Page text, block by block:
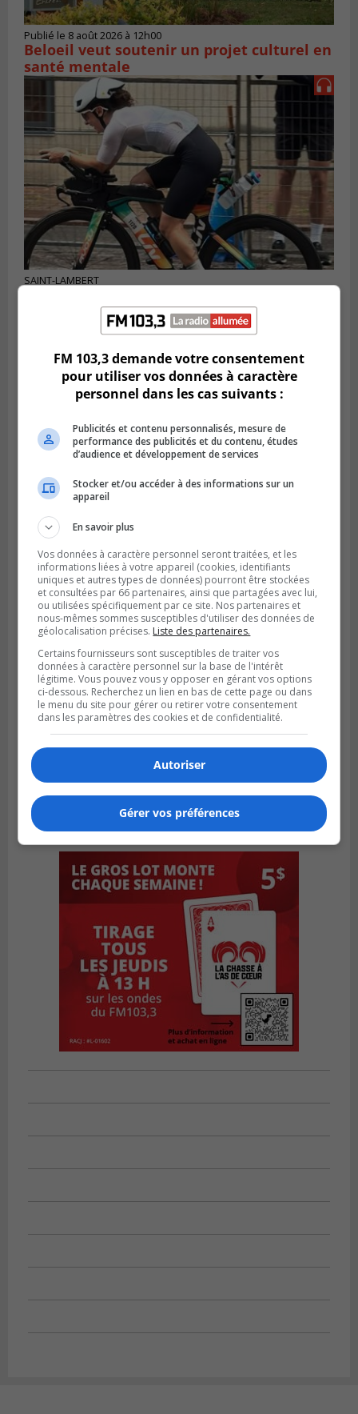
Publié le 8 août 2026 à 12h00
Beloeil veut soutenir un projet culturel en
santé mentale
SAINT-LAMBERT
De la fibrose kystique à l’Ironman : le
parcours inspirant d’Emma Fontaine
Publié le 4 août 2026 à 13h18
Des fromages de la Laiterie Coaticook
rappelés par l’ACIA
FM 103,3 demande votre consentement
pour utiliser vos données à caractère
personnel dans les cas suivants :
Publicités et contenu personnalisés, mesure de
performance des publicités et du contenu, études
d’audience et développement de services
Stocker et/ou accéder à des informations sur un
appareil
En savoir plus
Vos données à caractère personnel seront traitées, et les
informations liées à votre appareil (cookies, identifiants
uniques et autres types de données) pourront être stockées
et consultées par 66 partenaires, ainsi que partagées avec lui,
ou utilisées spécifiquement par ce site. Nos partenaires et
nous-mêmes sommes susceptibles d'utiliser des données de
géolocalisation précises. Liste des partenaires.
Certains fournisseurs sont susceptibles de traiter vos
données à caractère personnel sur la base de l'intérêt
légitime. Vous pouvez vous y opposer en gérant vos options
ci-dessous. Recherchez un lien en bas de cette page ou dans
le menu du site pour gérer ou retirer votre consentement
dans les paramètres des cookies et de confidentialité.
Autoriser
Gérer vos préférences